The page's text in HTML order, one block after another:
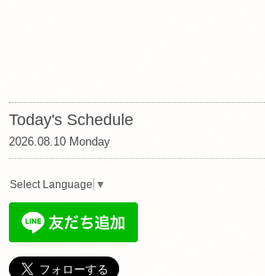
Today's Schedule
2026.08.10 Monday
Select Language ▼